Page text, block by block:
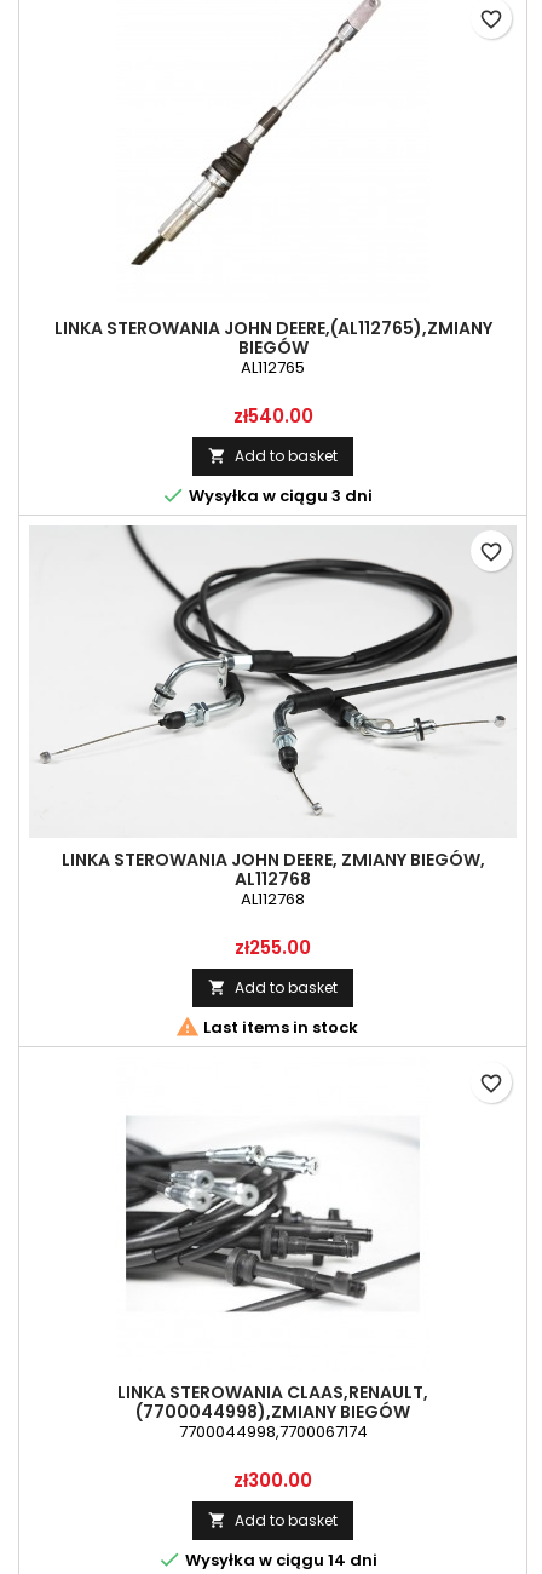
LINKA STEROWANIA JOHN DEERE,(AL112765),ZMIANY
BIEGÓW
AL112765
Price
zł540.00
 Add to basket
 Wysyłka w ciągu 3 dni
favorite_border
LINKA STEROWANIA JOHN DEERE, ZMIANY BIEGÓW,
AL112768
AL112768
Price
zł255.00
 Add to basket
 Last items in stock
favorite_border
LINKA STEROWANIA CLAAS,RENAULT,
(7700044998),ZMIANY BIEGÓW
7700044998,7700067174
Price
zł300.00
 Add to basket
 Wysyłka w ciągu 14 dni
favorite_border